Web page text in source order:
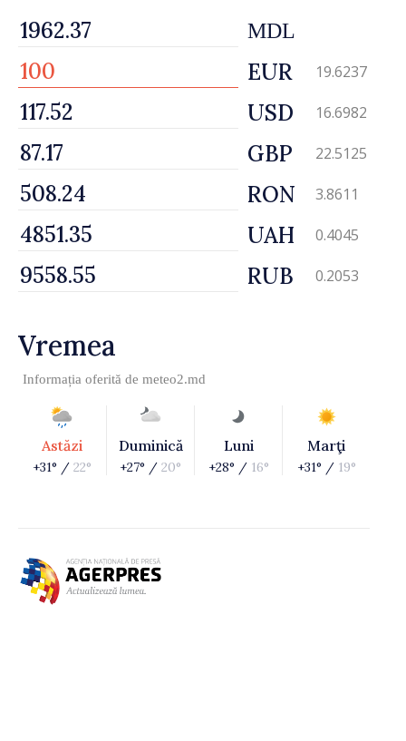
MDL
EUR 19.6237
USD 16.6982
GBP 22.5125
RON 3.8611
UAH 0.4045
RUB 0.2053
Vremea
Informația oferită de meteo2.md
Astăzi
+31° / 22°
Duminică
+27° / 20°
Luni
+28° / 16°
Marţi
+31° / 19°